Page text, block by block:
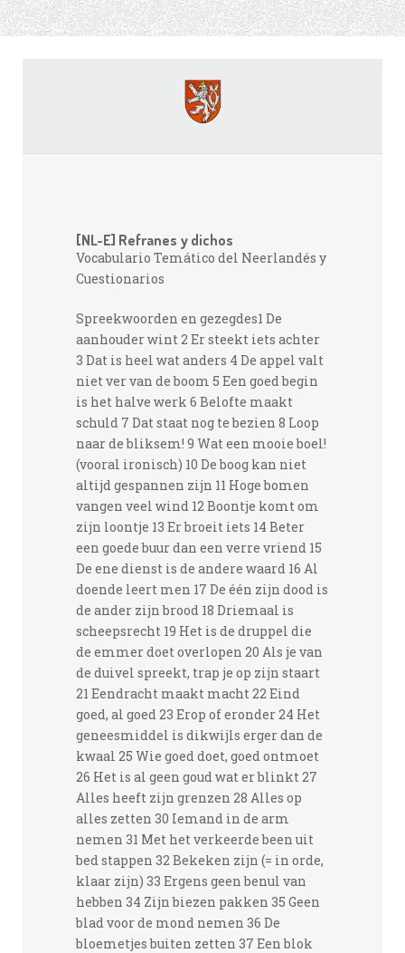
[NL-E] Refranes y dichos
Vocabulario Temático del Neerlandés y
Cuestionarios
Spreekwoorden en gezegdes1 De
aanhouder wint 2 Er steekt iets achter
3 Dat is heel wat anders 4 De appel valt
niet ver van de boom 5 Een goed begin
is het halve werk 6 Belofte maakt
schuld 7 Dat staat nog te bezien 8 Loop
naar de bliksem! 9 Wat een mooie boel!
(vooral ironisch) 10 De boog kan niet
altijd gespannen zijn 11 Hoge bomen
vangen veel wind 12 Boontje komt om
zijn loontje 13 Er broeit iets 14 Beter
een goede buur dan een verre vriend 15
De ene dienst is de andere waard 16 Al
doende leert men 17 De één zijn dood is
de ander zijn brood 18 Driemaal is
scheepsrecht 19 Het is de druppel die
de emmer doet overlopen 20 Als je van
de duivel spreekt, trap je op zijn staart
21 Eendracht maakt macht 22 Eind
goed, al goed 23 Erop of eronder 24 Het
geneesmiddel is dikwijls erger dan de
kwaal 25 Wie goed doet, goed ontmoet
26 Het is al geen goud wat er blinkt 27
Alles heeft zijn grenzen 28 Alles op
alles zetten 30 Iemand in de arm
nemen 31 Met het verkeerde been uit
bed stappen 32 Bekeken zijn (= in orde,
klaar zijn) 33 Ergens geen benul van
hebben 34 Zijn biezen pakken 35 Geen
blad voor de mond nemen 36 De
bloemetjes buiten zetten 37 Een blok